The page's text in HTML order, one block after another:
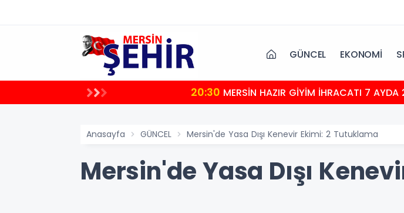
GÜNCEL EKONOMİ
20:30 MERSİN HAZIR GİYİM İHRACATI 7 AYDA
Anasayfa GÜNCEL Mersin'de Yasa Dışı Kenevir Ekimi: 2 Tutuklama
Mersin'de Yasa Dışı